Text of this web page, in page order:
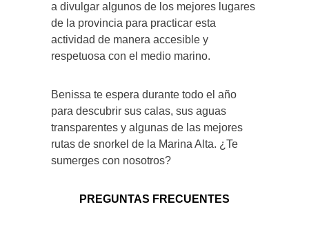
a divulgar algunos de los mejores lugares
de la provincia para practicar esta
actividad de manera accesible y
respetuosa con el medio marino.
Benissa te espera durante todo el año
para descubrir sus calas, sus aguas
transparentes y algunas de las mejores
rutas de snorkel de la Marina Alta. ¿Te
sumerges con nosotros?
PREGUNTAS FRECUENTES